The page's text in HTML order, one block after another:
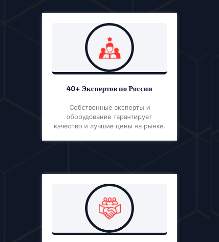
40+ Экспертов по России
Собственные эксперты и
оборудование гарантирует
качество и лучшие цены на рынке.